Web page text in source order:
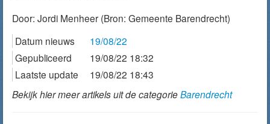
Door: Jordi Menheer (Bron: Gemeente Barendrecht)
Datum nieuws
19/08/22
Gepubliceerd
19/08/22 18:32
Laatste update
19/08/22 18:43
Bekijk hier meer artikels uit de categorieBarendrecht